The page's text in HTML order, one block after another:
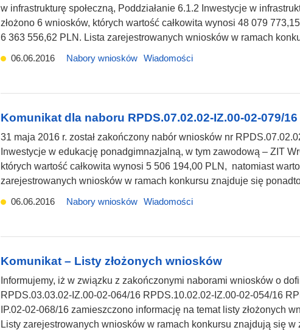
w infrastrukturę społeczną, Poddziałanie 6.1.2 Inwestycje w
złożono 6 wniosków, których wartość całkowita wynosi 48 079
6 363 556,62 PLN. Lista zarejestrowanych wniosków w ramach
06.06.2016
Nabory wniosków Wiadomości
Komunikat dla naboru RPDS.07.02.02-IZ.00-02-079/16
31 maja 2016 r. został zakończony nabór wniosków nr
Inwestycje w edukację ponadgimnazjalną, w tym zawodową – ZIT
których wartość całkowita wynosi 5 506 194,00 PLN, natomiast
zarejestrowanych wniosków w ramach konkursu znajduje się
06.06.2016
Nabory wniosków Wiadomości
Komunikat – Listy złożonych wniosków
Informujemy, iż w związku z zakończonymi naborami wniosków o
RPDS.03.03.02-IZ.00-02-064/16 RPDS.10.02.02-IZ.00-02-054/16
IP.02-02-068/16 zamieszczono informację na temat listy złożonych
Listy zarejestrowanych wniosków w ramach konkursu znajdują się w